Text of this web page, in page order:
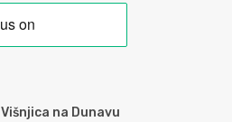
Višnjica na Dunavu